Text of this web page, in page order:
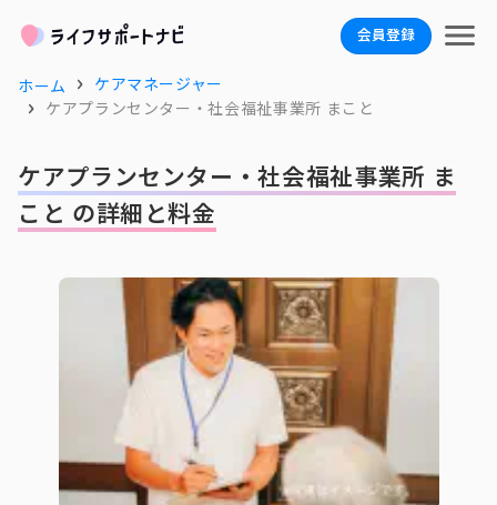
会員登録
ホーム
ケアマネージャー
ケアプランセンター・社会福祉事業所 まこと
ケアプランセンター・社会福祉事業所 ま
こと の詳細と料金